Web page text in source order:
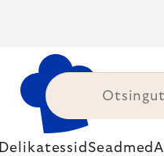
Delikatessid Seadmed